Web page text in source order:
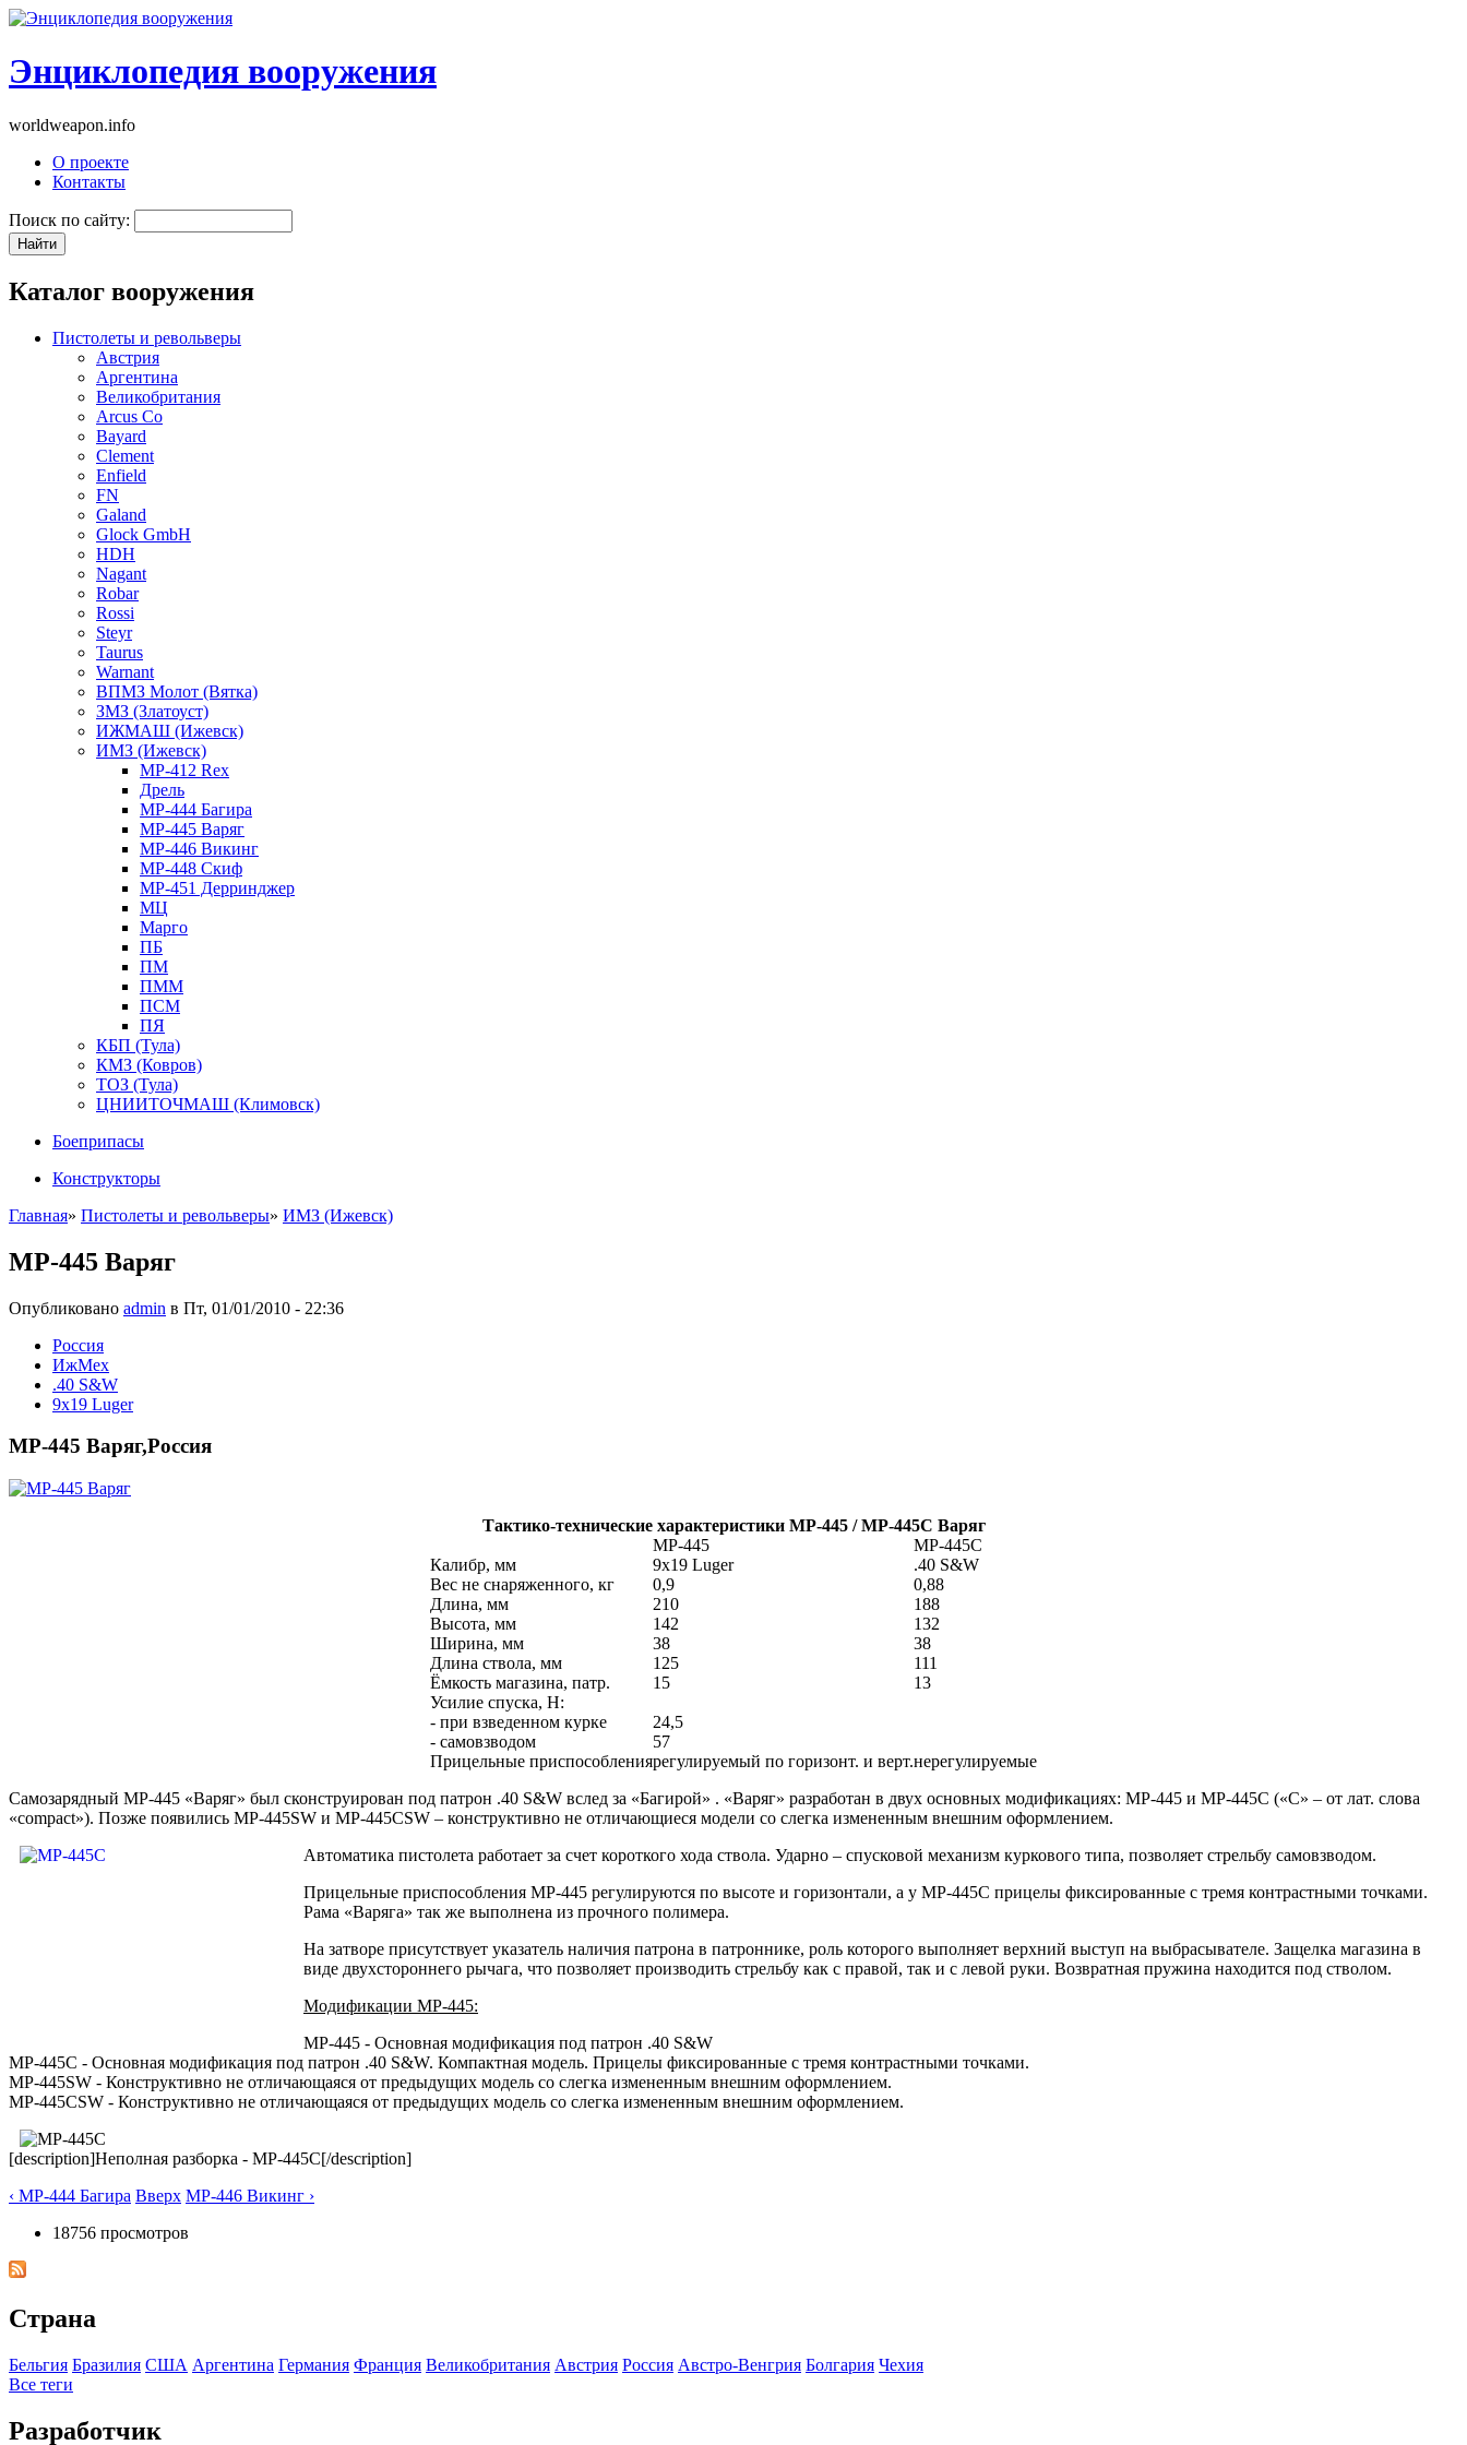
Энциклопедия вооружения
worldweapon.info
О проекте
Контакты
Поиск по сайту:
Каталог вооружения
Пистолеты и револьверы
Австрия
Аргентина
Великобритания
Arcus Co
Bayard
Clement
Enfield
FN
Galand
Glock GmbH
HDH
Nagant
Robar
Rossi
Steyr
Taurus
Warnant
ВПМЗ Молот (Вятка)
ЗМЗ (Златоуст)
ИЖМАШ (Ижевск)
ИМЗ (Ижевск)
MP-412 Rex
Дрель
МР-444 Багира
МР-445 Варяг
МР-446 Викинг
МР-448 Скиф
МР-451 Дерринджер
МЦ
Марго
ПБ
ПМ
ПММ
ПСМ
ПЯ
КБП (Тула)
КМЗ (Ковров)
ТОЗ (Тула)
ЦНИИТОЧМАШ (Климовск)
Боеприпасы
Конструкторы
Главная» Пистолеты и револьверы» ИМЗ (Ижевск)
МР-445 Варяг
Опубликовано admin в Пт, 01/01/2010 - 22:36
Росcия
ИжМех
.40 S&W
9x19 Luger
МР-445 Варяг,Россия
Тактико-технические характеристики МР-445 / МР-445С Варяг
МР-445
МР-445С
Калибр, мм
9x19 Luger
.40 S&W
Вес не снаряженного, кг
0,9
0,88
Длина, мм
210
188
Высота, мм
142
132
Ширина, мм
38
38
Длина ствола, мм
125
111
Ёмкость магазина, патр.
15
13
Усилие спуска, Н:
- при взведенном курке
24,5
- самовзводом
57
Прицельные приспособлениярегулируемый по горизонт. и верт.нерегулируемые
Самозарядный МР-445 «Варяг» был сконструирован под патрон .40 S&W вслед за «Багирой» . «Варяг» разработан в двух основных модификациях: МР-445 и МР-445С («С» – от лат. слова
«compact»). Позже появились МР-445SW и МР-445СSW – конструктивно не отличающиеся модели со слегка измененным внешним оформлением.
Автоматика пистолета работает за счет короткого хода ствола. Ударно – спусковой механизм куркового типа, позволяет стрельбу самовзводом.
Прицельные приспособления МР-445 регулируются по высоте и горизонтали, а у МР-445С прицелы фиксированные с тремя контрастными точками.
Рама «Варяга» так же выполнена из прочного полимера.
На затворе присутствует указатель наличия патрона в патроннике, роль которого выполняет верхний выступ на выбрасывателе. Защелка магазина в
виде двухстороннего рычага, что позволяет производить стрельбу как с правой, так и с левой руки. Возвратная пружина находится под стволом.
Модификации МР-445:
МР-445 - Основная модификация под патрон .40 S&W
МР-445С - Основная модификация под патрон .40 S&W. Компактная модель. Прицелы фиксированные с тремя контрастными точками.
МР-445SW - Конструктивно не отличающаяся от предыдущих модель со слегка измененным внешним оформлением.
МР-445CSW - Конструктивно не отличающаяся от предыдущих модель со слегка измененным внешним оформлением.
[description]Неполная разборка - МР-445С[/description]
‹ МР-444 Багира Вверх МР-446 Викинг ›
18756 просмотров
Страна
Бельгия Бразилия США Аргентина Германия Франция Великобритания Австрия Росcия Австро-Венгрия Болгария Чехия
Все теги
Разработчик